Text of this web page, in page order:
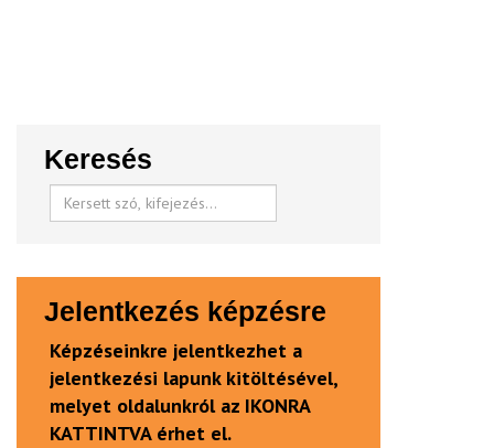
Keresés
Jelentkezés képzésre
Képzéseinkre jelentkezhet a
jelentkezési lapunk kitöltésével,
melyet oldalunkról az IKONRA
KATTINTVA érhet el.